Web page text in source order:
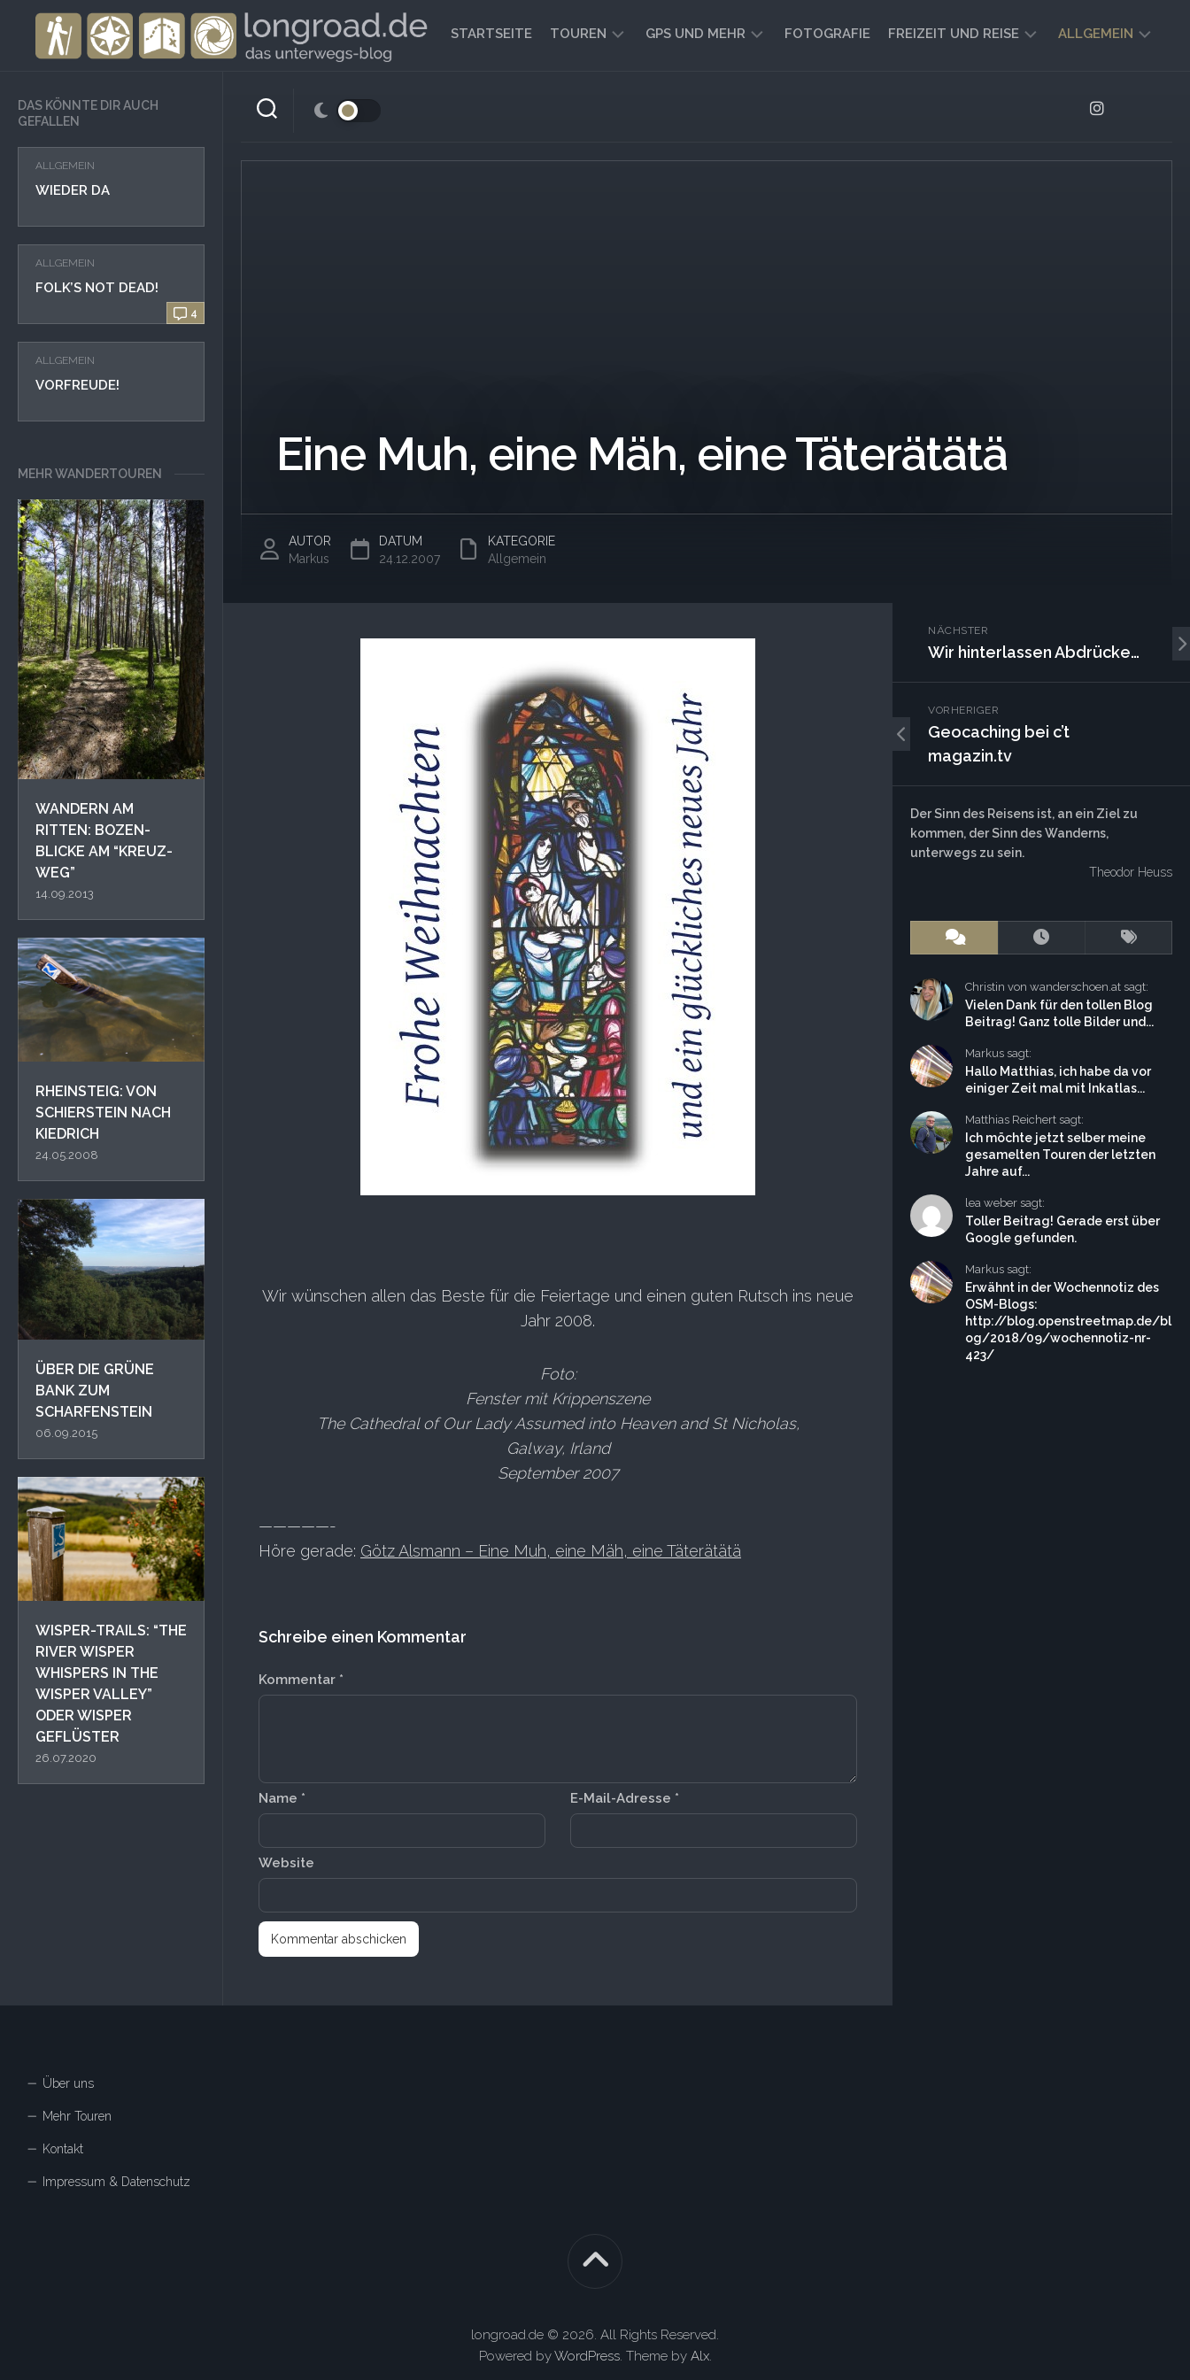
STARTSEITE TOUREN GPS UND MEHR
GEOCACHING
FOTOGRAFIE FREIZEIT UND REISE
REISEBERICHTE
ALLGEMEIN
DAS KÖNNTE DIR AUCH
GEFALLEN
ALLGEMEIN
WIEDER DA
4
ALLGEMEIN
FOLK’S NOT DEAD!
ALLGEMEIN
VORFREUDE!
MEHR WANDERTOUREN
WANDERN AM
RITTEN: BOZEN-
BLICKE AM “KREUZ-
WEG”
14.09.2013
RHEINSTEIG: VON
SCHIERSTEIN NACH
KIEDRICH
24.05.2008
ÜBER DIE GRÜNE
BANK ZUM
SCHARFENSTEIN
06.09.2015
WISPER-TRAILS: “THE
RIVER WISPER
WHISPERS IN THE
WISPER VALLEY”
ODER WISPER
GEFLÜSTER
26.07.2020
Eine Muh, eine Mäh, eine Täterätätä
AUTOR
Markus
DATUM
24.12.2007
KATEGORIE
Allgemein
Wir wünschen allen das Beste für die Feiertage und einen guten Rutsch ins neue
Jahr 2008.
Foto:
Fenster mit Krippenszene
The Cathedral of Our Lady Assumed into Heaven and St Nicholas,
Galway, Irland
September 2007
—————-
Höre gerade: Götz Alsmann – Eine Muh, eine Mäh, eine Täterätätä
Schreibe einen Kommentar
Kommentar *
Name * E-Mail-Adresse *
Website
NÄCHSTER
Wir hinterlassen Abdrücke…
VORHERIGER
Geocaching bei c’t
magazin.tv
Der Sinn des Reisens ist, an ein Ziel zu
kommen, der Sinn des Wanderns,
unterwegs zu sein.
Theodor Heuss
Christin von wanderschoen.at sagt:
Vielen Dank für den tollen Blog
Beitrag! Ganz tolle Bilder und...
Markus sagt:
Hallo Matthias, ich habe da vor
einiger Zeit mal mit Inkatlas...
Matthias Reichert sagt:
Ich möchte jetzt selber meine
gesamelten Touren der letzten
Jahre auf...
lea weber sagt:
Toller Beitrag! Gerade erst über
Google gefunden.
Markus sagt:
Erwähnt in der Wochennotiz des
OSM-Blogs:
http://blog.openstreetmap.de/bl
og/2018/09/wochennotiz-nr-
423/
Über uns
Mehr Touren
Kontakt
Impressum & Datenschutz
longroad.de © 2026. All Rights Reserved.
Powered byWordPress. Theme by Alx.